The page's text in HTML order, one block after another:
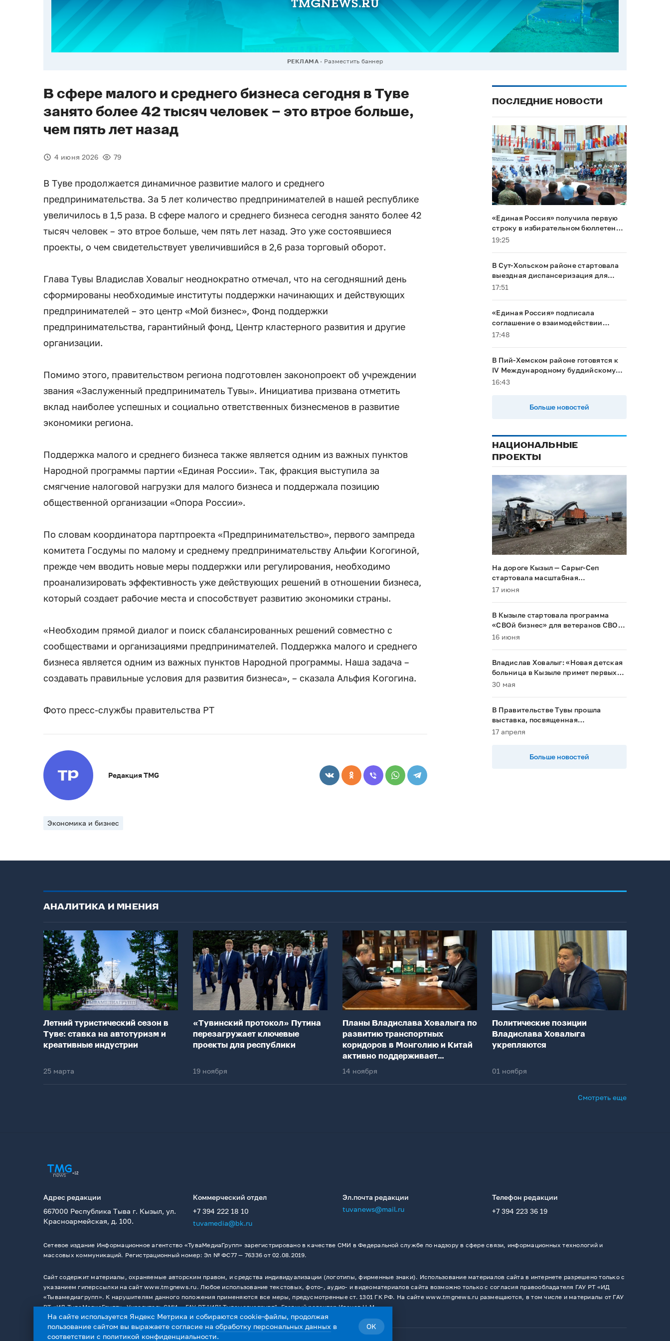
РЕКЛАМА Разместить баннер
В сфере малого и среднего бизнеса сегодня в Туве
занято более 42 тысяч человек – это втрое больше,
чем пять лет назад
4 июня 2026 79
В Туве продолжается динамичное развитие малого и среднего
предпринимательства. За 5 лет количество предпринимателей в нашей республике
увеличилось в 1,5 раза. В сфере малого и среднего бизнеса сегодня занято более 42
тысяч человек – это втрое больше, чем пять лет назад. Это уже состоявшиеся
проекты, о чем свидетельствует увеличившийся в 2,6 раза торговый оборот.
Глава Тувы Владислав Ховалыг неоднократно отмечал, что на сегодняшний день
сформированы необходимые институты поддержки начинающих и действующих
предпринимателей – это центр «Мой бизнес», Фонд поддержки
предпринимательства, гарантийный фонд, Центр кластерного развития и другие
организации.
Помимо этого, правительством региона подготовлен законопроект об учреждении
звания «Заслуженный предприниматель Тувы». Инициатива призвана отметить
вклад наиболее успешных и социально ответственных бизнесменов в развитие
экономики региона.
Поддержка малого и среднего бизнеса также является одним из важных пунктов
Народной программы партии «Единая России». Так, фракция выступила за
смягчение налоговой нагрузки для малого бизнеса и поддержала позицию
общественной организации «Опора России».
По словам координатора партпроекта «Предпринимательство», первого зампреда
комитета Госдумы по малому и среднему предпринимательству Альфии Когогиной,
прежде чем вводить новые меры поддержки или регулирования, необходимо
проанализировать эффективность уже действующих решений в отношении бизнеса,
который создает рабочие места и способствует развитию экономики страны.
«Необходим прямой диалог и поиск сбалансированных решений совместно с
сообществами и организациями предпринимателей. Поддержка малого и среднего
бизнеса является одним из важных пунктов Народной программы. Наша задача –
создавать правильные условия для развития бизнеса», – сказала Альфия Когогина.
Фото пресс-службы правительства РТ
Редакция TMG
Экономика и бизнес
ПОСЛЕДНИЕ НОВОСТИ
«Единая Россия» получила первую
строку в избирательном бюллетене
на выборах в Госдуму
19:25
В Сут-Хольском районе стартовала
выездная диспансеризация для
маломобильных граждан
17:51
«Единая Россия» подписала
соглашение о взаимодействии
между Общественной палатой РФ и
17:48
В Пий-Хемском районе готовятся к
IV Международному буддийскому
форуму
16:43
Больше новостей
НАЦИОНАЛЬНЫЕ
ПРОЕКТЫ
На дороге Кызыл — Сарыг-Сеп
стартовала масштабная
реконструкция
17 июня
В Кызыле стартовала программа
«СВОй бизнес» для ветеранов СВО и
их семей
16 июня
Владислав Ховалыг: «Новая детская
больница в Кызыле примет первых
пациентов в 2028 году»
30 мая
В Правительстве Тувы прошла
выставка, посвященная
национальным проектам
17 апреля
Больше новостей
АНАЛИТИКА И МНЕНИЯ
Летний туристический сезон в
Туве: ставка на автотуризм и
креативные индустрии
25 марта
«Тувинский протокол» Путина
перезагружает ключевые
проекты для республики
19 ноября
Планы Владислава Ховалыга по
развитию транспортных
коридоров в Монголию и Китай
активно поддерживает
федеральный центр
14 ноября
Политические позиции
Владислава Ховалыга
укрепляются
01 ноября
Смотреть еще
Адрес редакции
667000 Республика Тыва г. Кызыл, ул.
Красноармейская, д. 100.
Коммерческий отдел
+7 394 222 18 10
tuvamedia@bk.ru
Эл.почта редакции
tuvanews@mail.ru
Телефон редакции
+7 394 223 36 19
Сетевое издание Информационное агентство «ТуваМедиаГрупп» зарегистрировано в качестве СМИ в Федеральной службе по надзору в сфере связи, информационных технологий и
массовых коммуникаций. Регистрационный номер: Эл № ФС77 — 76336 от 02.08.2019.
Сайт содержит материалы, охраняемые авторским правом, и средства индивидуализации (логотипы, фирменные знаки). Использование материалов сайта в интернете разрешено только с
указанием гиперссылки на сайт www.tmgnews.ru. Любое использование текстовых, фото-, аудио- и видеоматериалов сайта возможно только с согласия правообладателя ГАУ РТ «ИД
«Тывамедиагрупп». К нарушителям данного положения применяются все меры, предусмотренные ст. 1301 ГК РФ. На сайте www.tmgnews.ru размещаются, в том числе и материалы от ГАУ
РТ «ИД ТываМедиаГрупп». Учредитель СМИ －ГАУ РТ "ИД" Тывамедиагрупп". Главный редактор Иванов Н.М.
На сайте используется Яндекс Метрика и собираются cookie-файлы, продолжая
пользование сайтом вы выражаете согласие наобработку персональных данных в
соответствии с политикой конфиденциальности.
OK